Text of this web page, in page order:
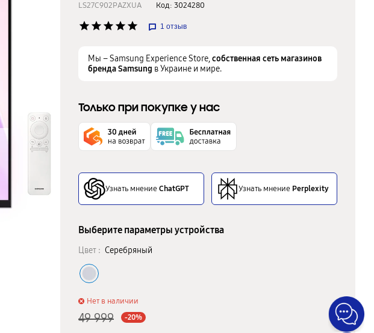
LS27C902PAZXUA Код: 3024280
star star star star star 1 отзыв
Мы – Samsung Experience Store,собственная сеть магазинов
бренда Samsung в Украине и мире.
Только при покупке у нас
Узнать мнениеChatGPT Узнать мнение Perplexity
Выберите параметры устройства
Цвет : Серебряный
Нет в наличии
49 999 -20%